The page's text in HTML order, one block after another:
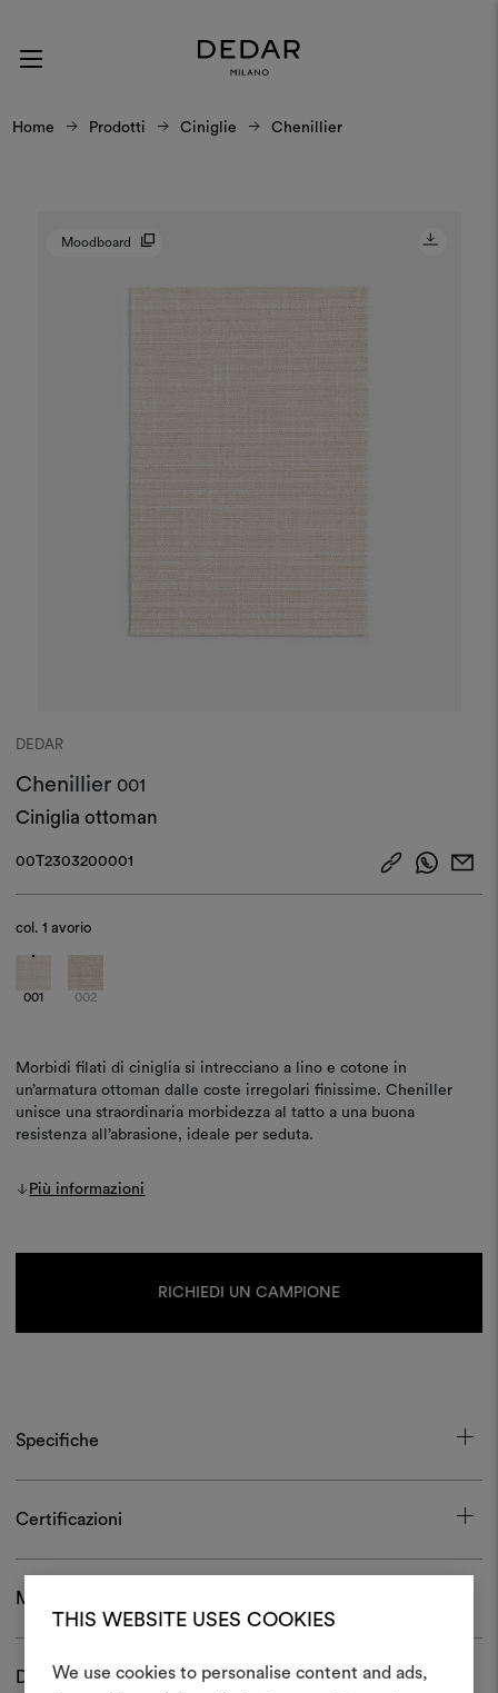
THIS WEBSITE USES COOKIES
We use cookies to personalise content and ads,
Home Prodotti Ciniglie Chenillier
Moodboard
DEDAR
Chenillier 001
Ciniglia ottoman
00T2303200001
col.1 avorio
001 002
Morbidi filati di ciniglia si intrecciano a lino e cotone in
un’armatura ottoman dalle coste irregolari finissime. Cheniller
unisce una straordinaria morbidezza al tatto a una buona
resistenza all’abrasione, ideale per seduta.
Più informazioni
RICHIEDI UN CAMPIONE
Specifiche
Certificazioni
Manutenzione e confezionamento
Download